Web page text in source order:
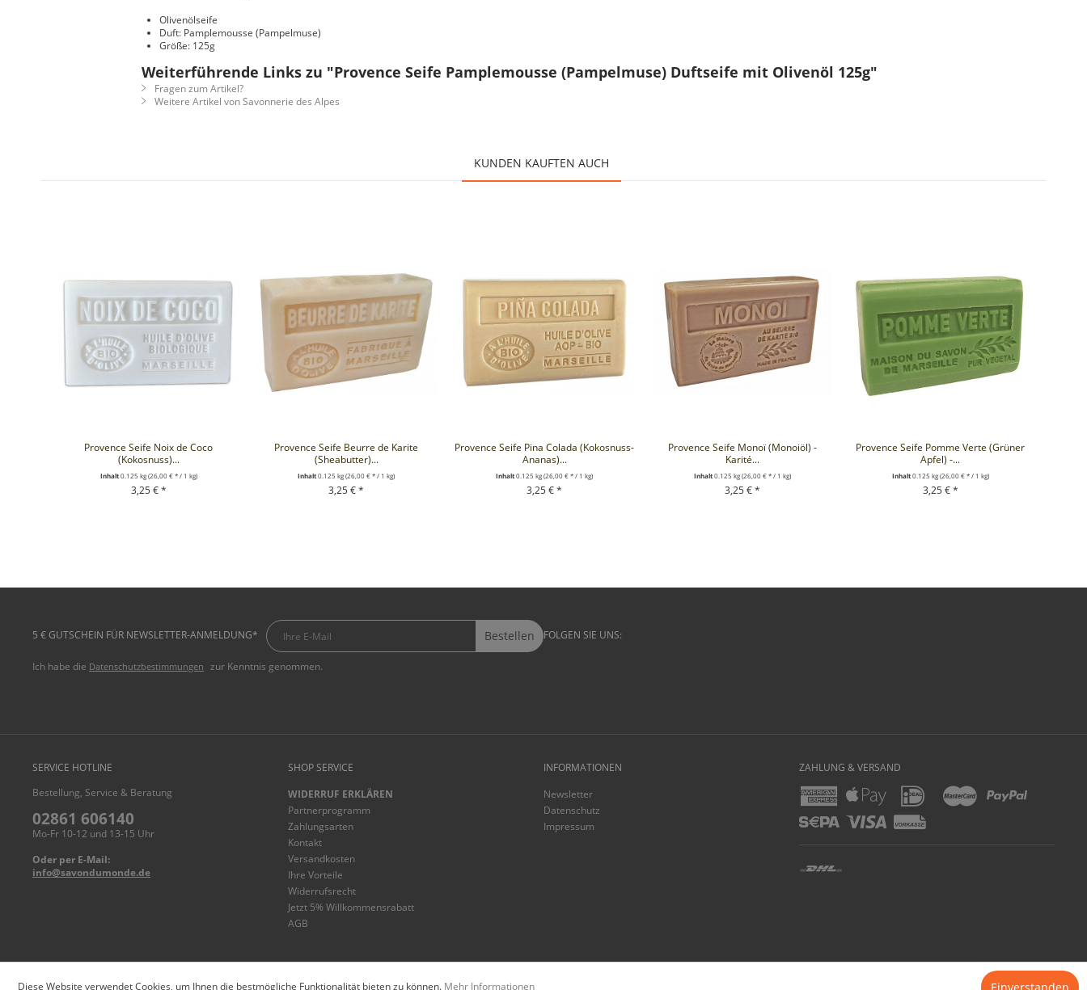
Olivenölseife
Duft: Pamplemousse (Pampelmuse)
Größe: 125g
Weiterführende Links zu "Provence Seife Pamplemousse (Pampelmuse) Duftseife mit Olivenöl 125g"
Fragen zum Artikel?
Weitere Artikel von Savonnerie des Alpes
KUNDEN KAUFTEN AUCH
Provence Seife Noix de Coco
(Kokosnuss)...
Inhalt0.125 kg(26,00 € * / 1 kg)
3,25 € *
Provence Seife Beurre de Karite
(Sheabutter)...
Inhalt0.125 kg(26,00 € * / 1 kg)
3,25 € *
Provence Seife Pina Colada (Kokosnuss-
Ananas)...
Inhalt0.125 kg(26,00 € * / 1 kg)
3,25 € *
Provence Seife Monoï (Monoiöl) -
Karité...
Inhalt0.125 kg(26,00 € * / 1 kg)
3,25 € *
Provence Seife Pomme Verte (Grüner
Apfel) -...
Inhalt0.125 kg(26,00 € * / 1 kg)
3,25 € *
5 € GUTSCHEIN FÜR NEWSLETTER-ANMELDUNG* Bestellen
Ich habe die Datenschutzbestimmungen zur Kenntnis genommen.
FOLGEN SIE UNS:
SERVICE HOTLINE
Bestellung, Service & Beratung
02861 606140
Mo-Fr 10-12 und 13-15 Uhr
Oder per E-Mail:
info@savondumonde.de
SHOP SERVICE
WIDERRUF ERKLÄREN
Partnerprogramm
Zahlungsarten
Kontakt
Versandkosten
Ihre Vorteile
Widerrufsrecht
Jetzt 5% Willkommensrabatt
AGB
INFORMATIONEN
Newsletter
Datenschutz
Impressum
ZAHLUNG & VERSAND
Diese Website verwendet Cookies, um Ihnen die bestmögliche Funktionalität bieten zu können. Mehr Informationen